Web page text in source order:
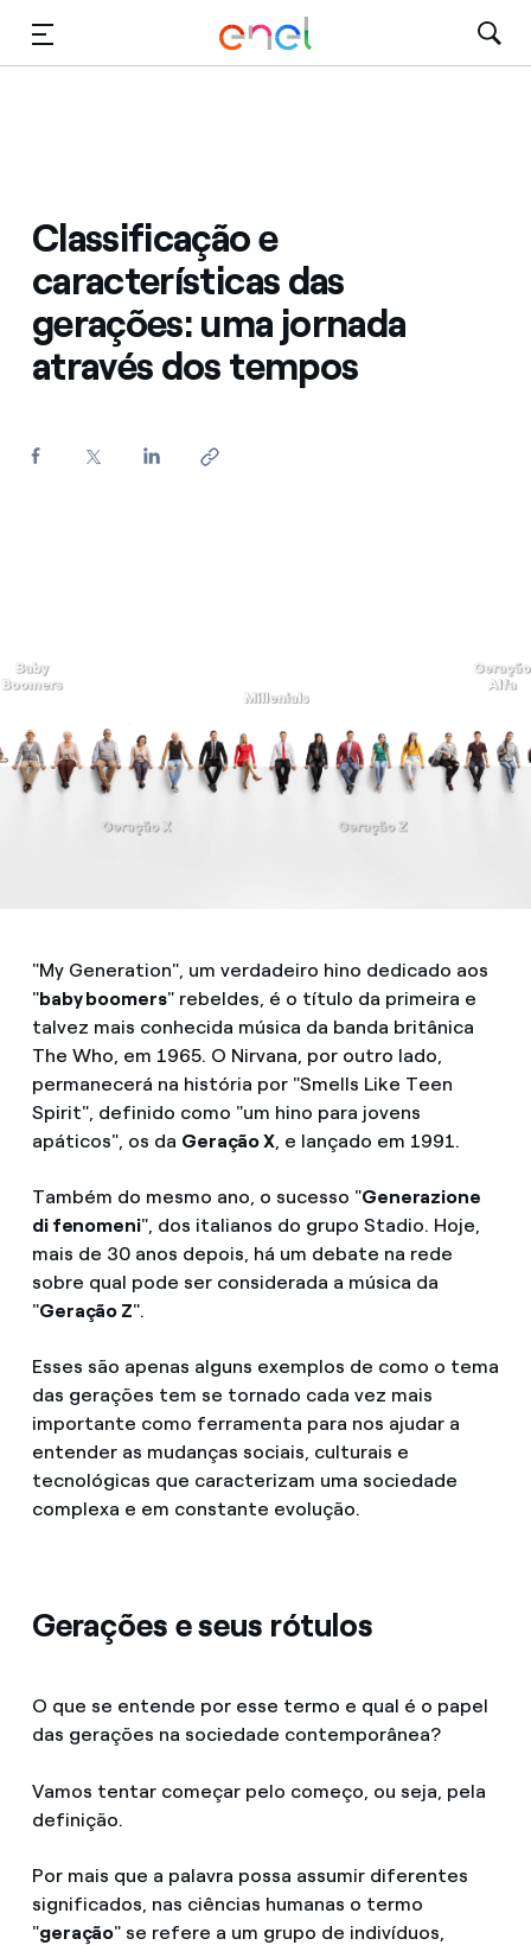
Classificação e
características das
gerações: uma jornada
através dos tempos
"My Generation", um verdadeiro hino dedicado aos
"baby boomers" rebeldes, é o título da primeira e
talvez mais conhecida música da banda britânica
The Who, em 1965. O Nirvana, por outro lado,
permanecerá na história por "Smells Like Teen
Spirit", definido como "um hino para jovens
apáticos", os da Geração X, e lançado em 1991.
Também do mesmo ano, o sucesso "Generazione
di fenomeni", dos italianos do grupo Stadio. Hoje,
mais de 30 anos depois, há um debate na rede
sobre qual pode ser considerada a música da
"Geração Z".
Esses são apenas alguns exemplos de como o tema
das gerações tem se tornado cada vez mais
importante como ferramenta para nos ajudar a
entender as mudanças sociais, culturais e
tecnológicas que caracterizam uma sociedade
complexa e em constante evolução.
Gerações e seus rótulos
O que se entende por esse termo e qual é o papel
das gerações na sociedade contemporânea?
Vamos tentar começar pelo começo, ou seja, pela
definição.
Por mais que a palavra possa assumir diferentes
significados, nas ciências humanas o termo
"geração" se refere a um grupo de indivíduos,